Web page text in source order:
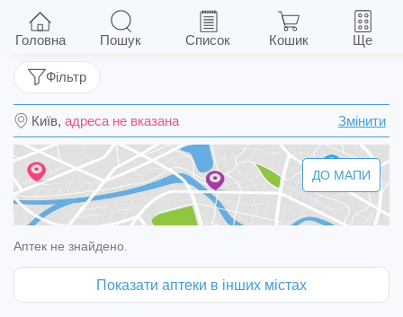
Аерофілін табл. 400 мг №20 (10х2)
Київ, адреса не вказана Змінити
Фільтр
ДО МАПИ
Аптек не знайдено.
Показати аптеки в інших містах
Головна Пошук Список Кошик Ще